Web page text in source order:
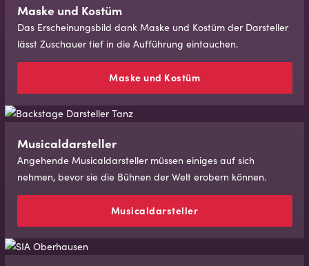
Maske und Kos­tüm
Das Erscheinungsbild dank Maske und Kostüm der Darsteller
lässt Zuschauer tief in die Aufführung eintauchen.
Maske und Kos­tüm
Mu­si­caldar­stel­ler
Angehende Musicaldarsteller müssen einiges auf sich
nehmen, bevor sie die Bühnen der Welt erobern können.
Mu­si­caldar­stel­ler